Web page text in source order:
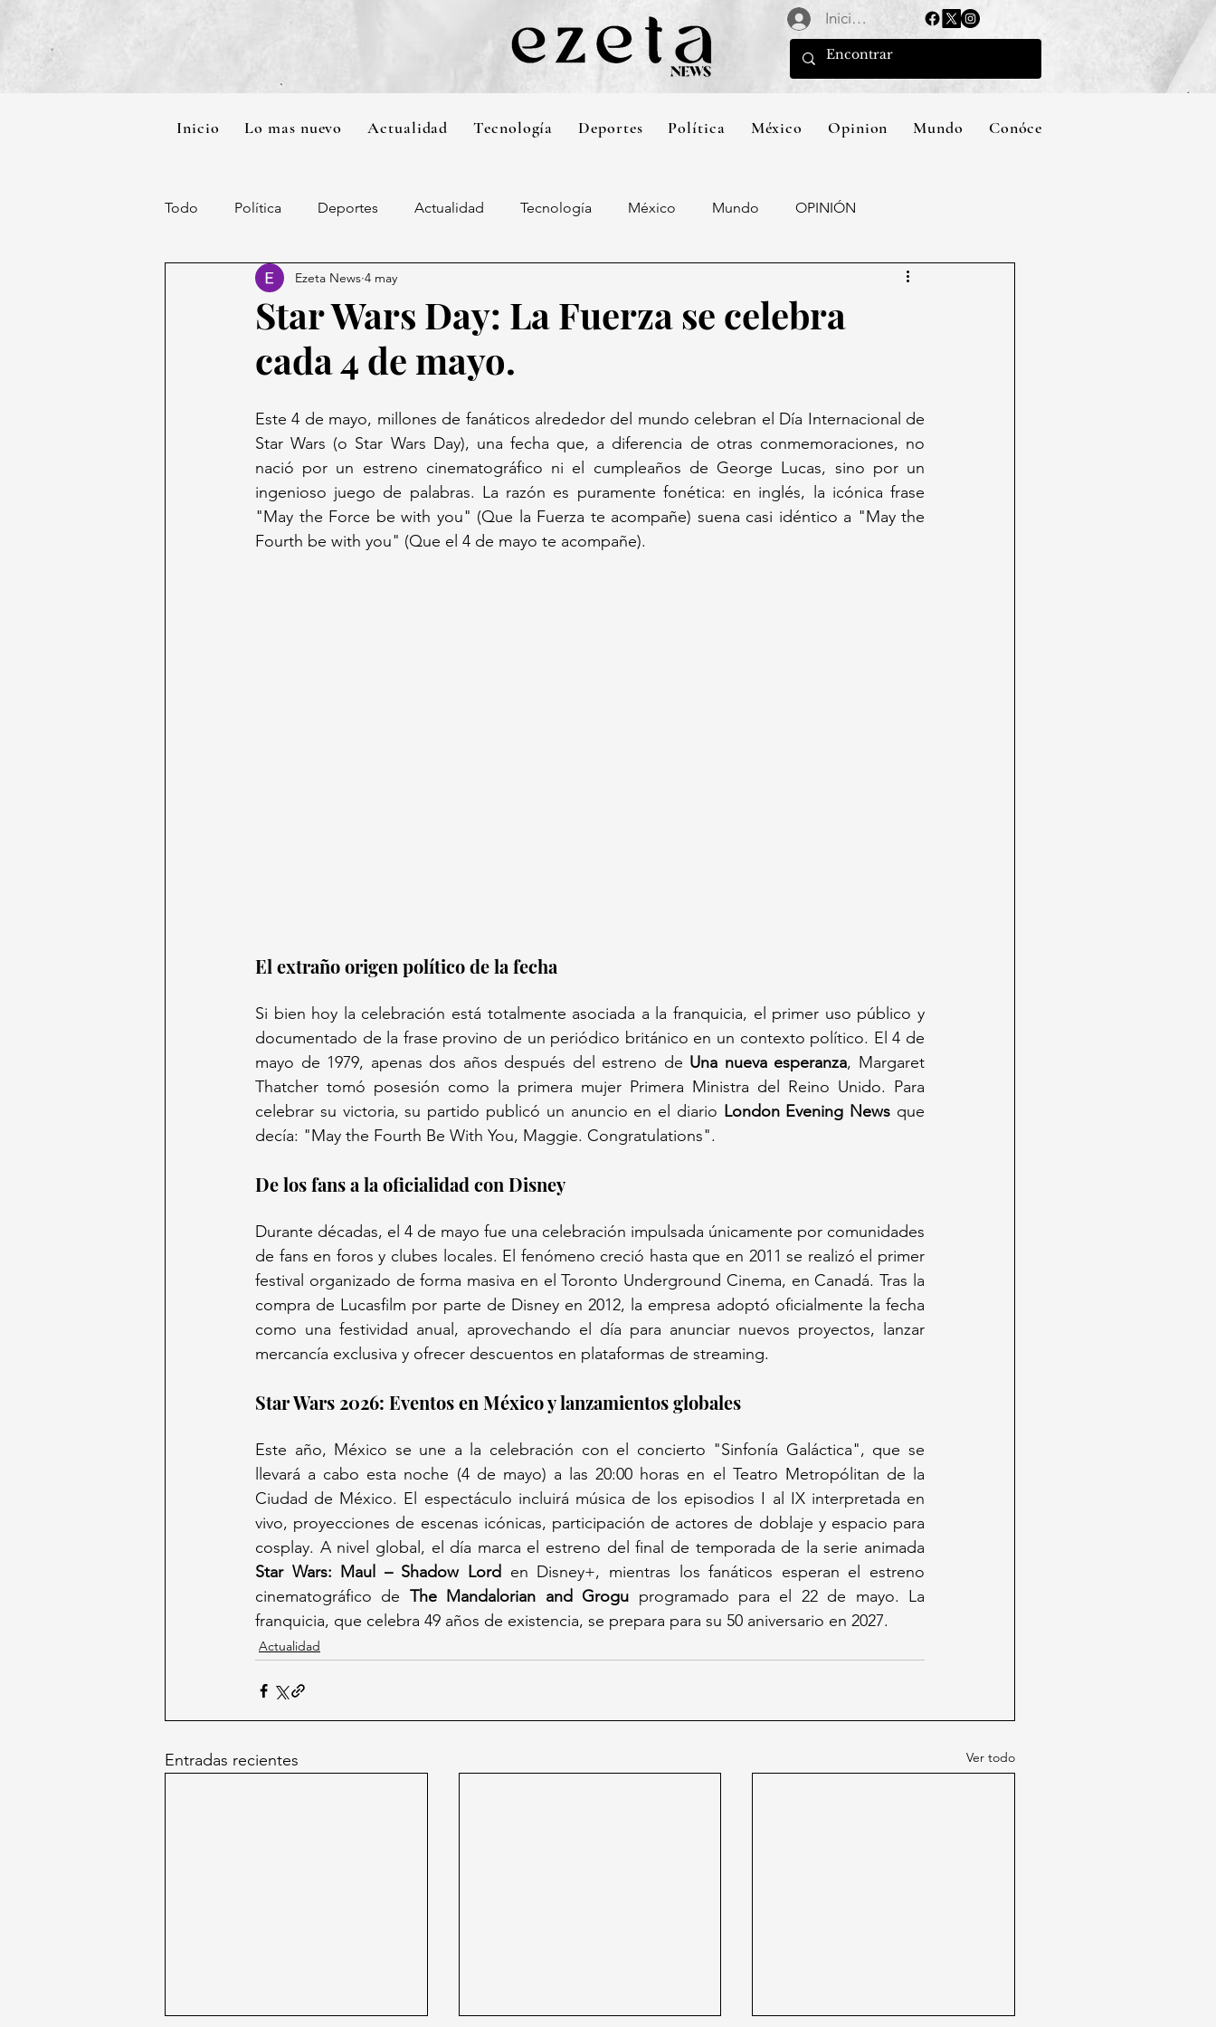
Iniciar sesión
Inicio Lo mas nuevo Actualidad Tecnología Deportes Política México Opinion Mundo Conócenos
Todo Política Deportes Actualidad Tecnología México Mundo OPINIÓN
Star Wars Day: La Fuerza se celebra
cada 4 de mayo.
Ezeta News 4 may
Este 4 de mayo, millones de fanáticos alrededor del mundo celebran el Día Internacional de
Star Wars (o Star Wars Day), una fecha que, a diferencia de otras conmemoraciones, no
nació por un estreno cinematográfico ni el cumpleaños de George Lucas, sino por un
ingenioso juego de palabras. La razón es puramente fonética: en inglés, la icónica frase
"May the Force be with you" (Que la Fuerza te acompañe) suena casi idéntico a "May the
Fourth be with you" (Que el 4 de mayo te acompañe).
El extraño origen político de la fecha
Si bien hoy la celebración está totalmente asociada a la franquicia, el primer uso público y
documentado de la frase provino de un periódico británico en un contexto político. El 4 de
mayo de 1979, apenas dos años después del estreno de Una nueva esperanza, Margaret
Thatcher tomó posesión como la primera mujer Primera Ministra del Reino Unido. Para
celebrar su victoria, su partido publicó un anuncio en el diario London Evening News que
decía: "May the Fourth Be With You, Maggie. Congratulations".
De los fans a la oficialidad con Disney
Durante décadas, el 4 de mayo fue una celebración impulsada únicamente por comunidades
de fans en foros y clubes locales. El fenómeno creció hasta que en 2011 se realizó el primer
festival organizado de forma masiva en el Toronto Underground Cinema, en Canadá. Tras la
compra de Lucasfilm por parte de Disney en 2012, la empresa adoptó oficialmente la fecha
como una festividad anual, aprovechando el día para anunciar nuevos proyectos, lanzar
mercancía exclusiva y ofrecer descuentos en plataformas de streaming.
Star Wars 2026: Eventos en México y lanzamientos globales
Este año, México se une a la celebración con el concierto "Sinfonía Galáctica", que se
llevará a cabo esta noche (4 de mayo) a las 20:00 horas en el Teatro Metropólitan de la
Ciudad de México. El espectáculo incluirá música de los episodios I al IX interpretada en
vivo, proyecciones de escenas icónicas, participación de actores de doblaje y espacio para
Star Wars: Maul – Shadow Lord en Disney+, mientras los fanáticos esperan el estreno
cinematográfico de The Mandalorian and Grogu programado para el 22 de mayo. La
franquicia, que celebra 49 años de existencia, se prepara para su 50 aniversario en 2027.
Actualidad
Entradas recientes Ver todo